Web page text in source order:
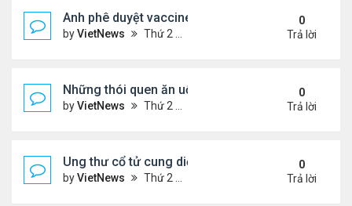
Anh phê duyệt vaccine đặc hiệu với biến chủng
byVietNews Thứ 2 Tháng 8 15, 2022 3:54 pm
0
Trả lời
Những thói quen ăn uống gây lão hóa nhanh
byVietNews Thứ 2 Tháng 8 15, 2022 3:50 pm
0
Trả lời
Ung thư cổ tử cung diễn tiến âm thầm
byVietNews Thứ 2 Tháng 8 15, 2022 3:48 pm
0
Trả lời